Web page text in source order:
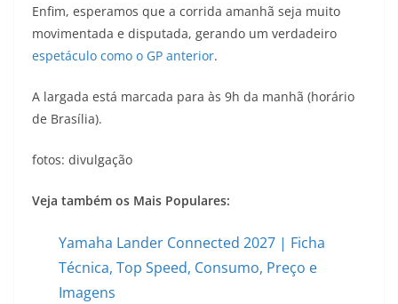
Enfim, esperamos que a corrida amanhã seja muito
movimentada e disputada, gerando um verdadeiro
espetáculo como o GP anterior.
A largada está marcada para às 9h da manhã (horário
de Brasília).
fotos: divulgação
Veja também os Mais Populares:
Yamaha Lander Connected 2027 | Ficha
Técnica, Top Speed, Consumo, Preço e
Imagens